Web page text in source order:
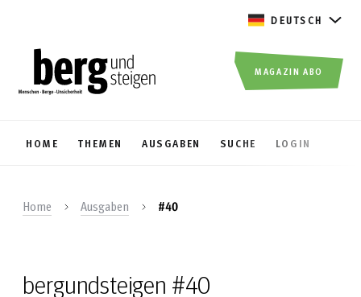
DEUTSCH
HOME THEMEN AUSGABEN SUCHE LOGIN
MAGAZIN ABO
Home Ausgaben #40
bergundsteigen #40